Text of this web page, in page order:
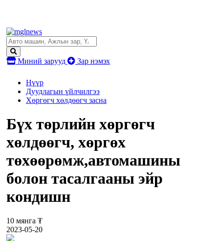
Миний зарууд Зар нэмэх
Нүүр
Дуудлагын үйлчилгээ
Хөргөгч хөлдөөгч засна
Бүх төрлийн хөргөгч
хөлдөөгч, хөргөх
төхөөрөмж,автомашины
болон тасалгааны эйр
кондишн
10 мянга ₮
2023-05-20